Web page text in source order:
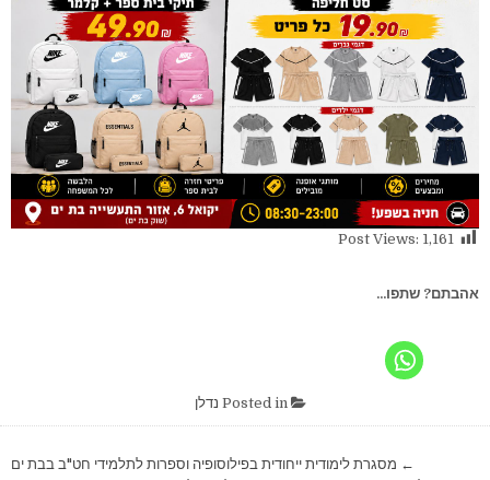
Post Views: 1,161
אהבתם? שתפו...
Posted in נדלן
← מסגרת לימודית ייחודית בפילוסופיה וספרות לתלמידי חט"ב בבת ים